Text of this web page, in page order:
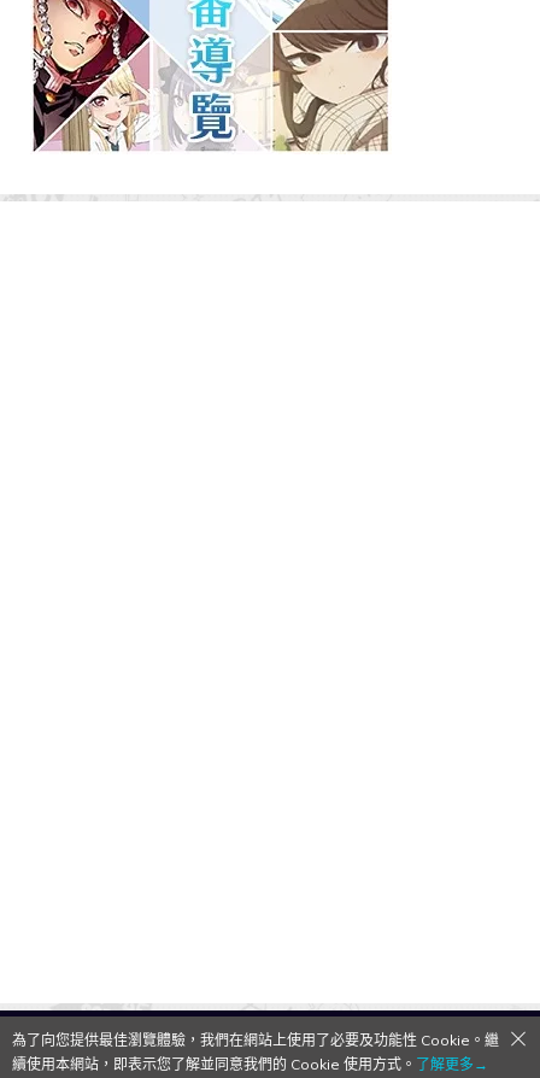
QooApp Limited © 2026
為了向您提供最佳瀏覽體驗，我們在網站上使用了必要及功能性 Cookie。繼
續使用本網站，即表示您了解並同意我們的 Cookie 使用方式。 了解更多→